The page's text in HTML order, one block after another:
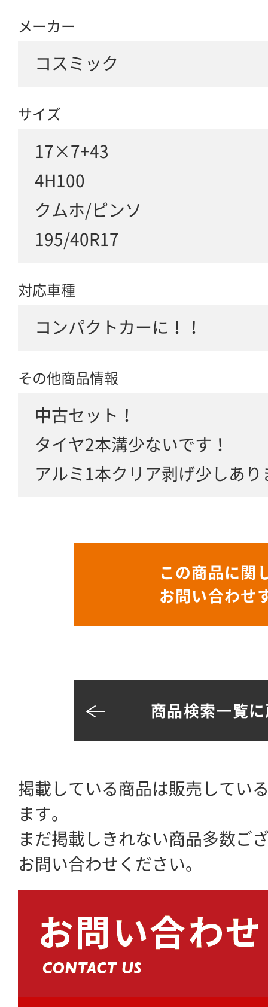
メーカー
コスミック
サイズ
17×7+43
4H100
クムホ/ピンソ
195/40R17
対応車種
コンパクトカーに！！
その他商品情報
中古セット！
タイヤ2本溝少ないです！
アルミ1本クリア剥げ少しあり
この商品に関
お問い合わせ
商品検索一覧
掲載している商品は販売してい
ます。
まだ掲載しきれない商品多数ご
お問い合わせください。